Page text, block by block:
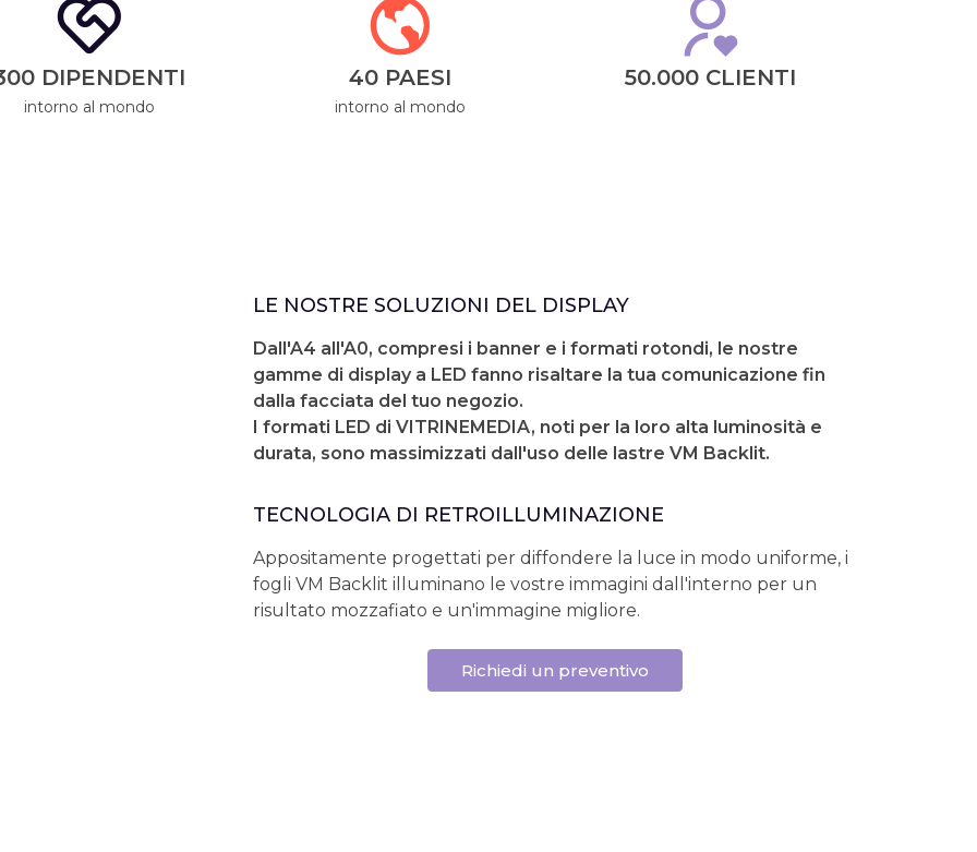
DIPENDENTI
intorno al mondo
40 PAESI
intorno al mondo
50.000 CLIENTI
LE NOSTRE SOLUZIONI DEL DISPLAY
Dall'A4 all'A0, compresi i banner e i formati rotondi, le nostre
gamme di display a LED fanno risaltare la tua comunicazione fin
dalla facciata del tuo negozio.
I formati LED di VITRINEMEDIA, noti per la loro alta luminosità e
durata, sono massimizzati dall'uso delle lastre VM Backlit.
TECNOLOGIA DI RETROILLUMINAZIONE
Appositamente progettati per diffondere la luce in modo uniforme, i
fogli VM Backlit illuminano le vostre immagini dall'interno per un
risultato mozzafiato e un'immagine migliore.
Richiedi un preventivo